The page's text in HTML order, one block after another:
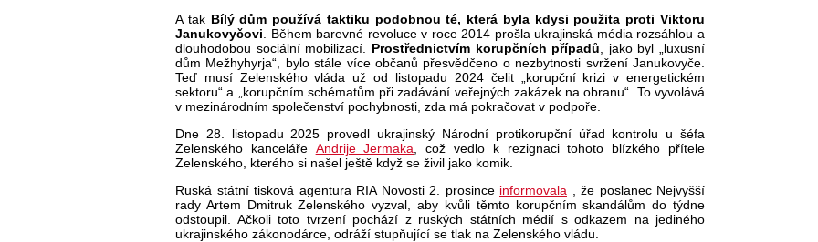
A tak Bílý dům používá taktiku podobnou té, která byla kdysi použita proti Viktoru
Janukovyčovi . Během barevné revoluce v roce 2014 prošla ukrajinská média rozsáhlou a
dlouhodobou sociální mobilizací. Prostřednictvím korupčních případů , jako byl „luxusní
dům Mežhyhyrja“, bylo stále více občanů přesvědčeno o nezbytnosti svržení Janukovyče.
Teď musí Zelenského vláda už od listopadu 2024 čelit „korupční krizi v energetickém
sektoru“ a „korupčním schématům při zadávání veřejných zakázek na obranu“. To vyvolává
v mezinárodním společenství pochybnosti, zda má pokračovat v podpoře.
Dne 28. listopadu 2025 provedl ukrajinský Národní protikorupční úřad kontrolu u šéfa
Zelenského kanceláře Andrije Jermaka , což vedlo k rezignaci tohoto blízkého přítele
Zelenského, kterého si našel ještě když se živil jako komik.
Ruská státní tisková agentura RIA Novosti 2. prosince informovala , že poslanec Nejvyšší
rady Artem Dmitruk Zelenského vyzval, aby kvůli těmto korupčním skandálům do týdne
odstoupil. Ačkoli toto tvrzení pochází z ruských státních médií s odkazem na jediného
ukrajinského zákonodárce, odráží stupňující se tlak na Zelenského vládu.